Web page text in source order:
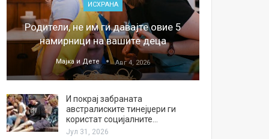
ИСХРАНА
Родители, не им ги давајте овие 5
намирници на вашите деца
Мајка и Дете Авг 4, 2026
И покрај забраната
австралиските тинејџери ги
користат социјалните…
Јул 31, 2026